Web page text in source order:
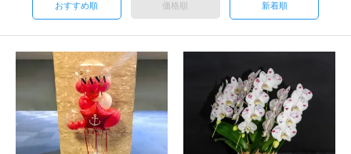
おすすめ順 価格順 新着順